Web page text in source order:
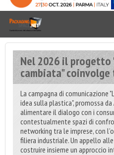
Nel 2026 il progetto
cambiata"
La campagna di comunicazione
idea sulla plastica", promossa
alimentare il dialogo con i
contestualmente spazi di
networking tra le imprese, con
filiera industriale. Un appello
costruire insieme un approccio